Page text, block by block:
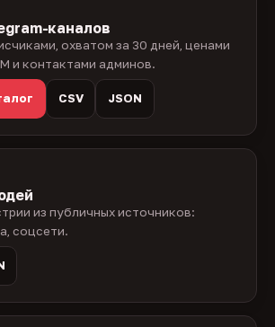
каналов
охватом за 30 дней, ценами
и контактами админов.
CSV JSON
из публичных источников:
соцсети.